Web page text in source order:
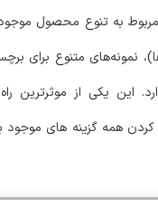
به تنوع محصول
نمونه‌های متنوع برای
این یکی از موثرترین
همه گزینه های موجود